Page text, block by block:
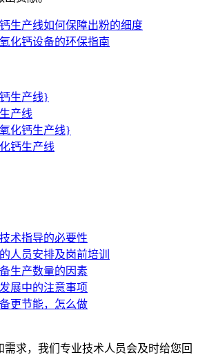
生产线如何保障出粉的细度
化钙设备的环保指南
产线
钙生产线
术指导的必要性
人员安排及岗前培训
生产数量的因素
展中的注意事项
更节能，怎么做
求，我们专业技术人员会及时给您回